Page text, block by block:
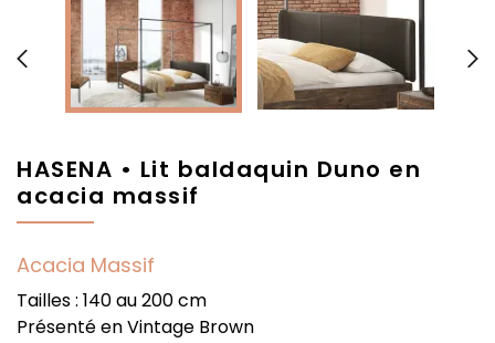
 
HASENA • Lit baldaquin Duno en
acacia massif
Acacia Massif
Tailles : 140 au 200 cm
Présenté en Vintage Brown